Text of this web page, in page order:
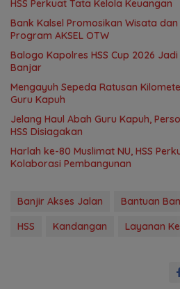
HSS Perkuat Tata Kelola Keuangan
Bank Kalsel Promosikan Wisata dan
Program AKSEL OTW
Balogo Kapolres HSS Cup 2026
Banjar
Mengayuh Sepeda Ratusan
Guru Kapuh
Jelang Haul Abah Guru Kapuh,
HSS Disiagakan
Harlah ke-80 Muslimat NU, HSS
Kolaborasi Pembangunan
Banjir Akses Jalan Bantuan
HSS
Kandangan Layanan